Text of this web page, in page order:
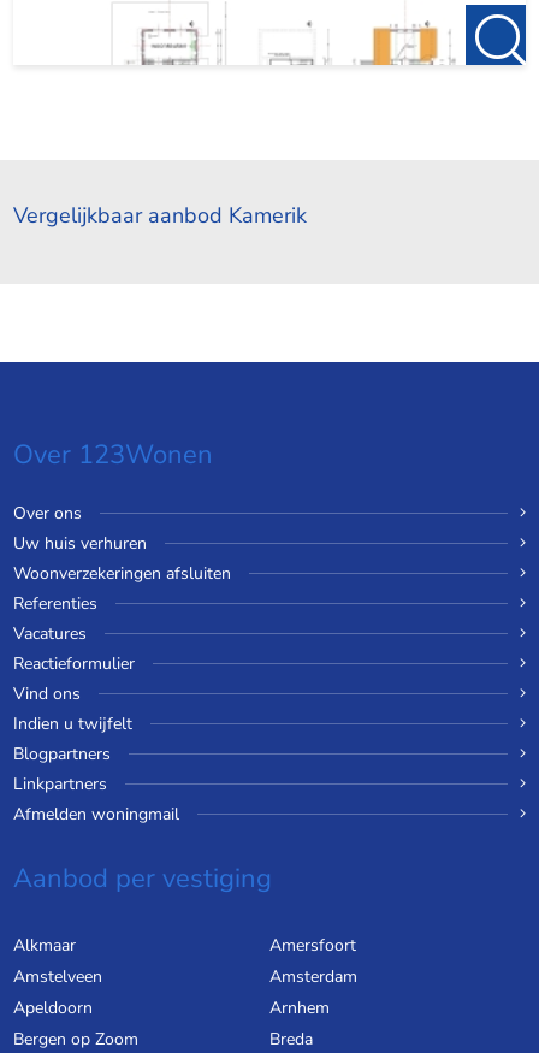
Vergelijkbaar aanbod Kamerik
Over 123Wonen
Over ons
Uw huis verhuren
Woonverzekeringen afsluiten
Referenties
Vacatures
Reactieformulier
Vind ons
Indien u twijfelt
Blogpartners
Linkpartners
Afmelden woningmail
Aanbod per vestiging
Alkmaar
Amersfoort
Amstelveen
Amsterdam
Apeldoorn
Arnhem
Bergen op Zoom
Breda